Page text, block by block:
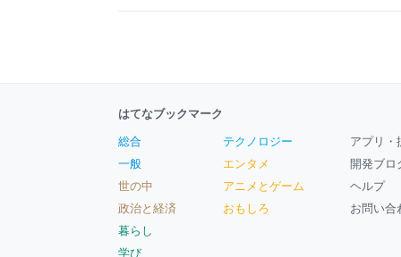
はてなブックマーク
総合
一般
世の中
政治と経済
暮らし
学び
テクノロジー
エンタメ
アニメとゲーム
おもしろ
アプリ・
開発ブロ
ヘルプ
お問い合